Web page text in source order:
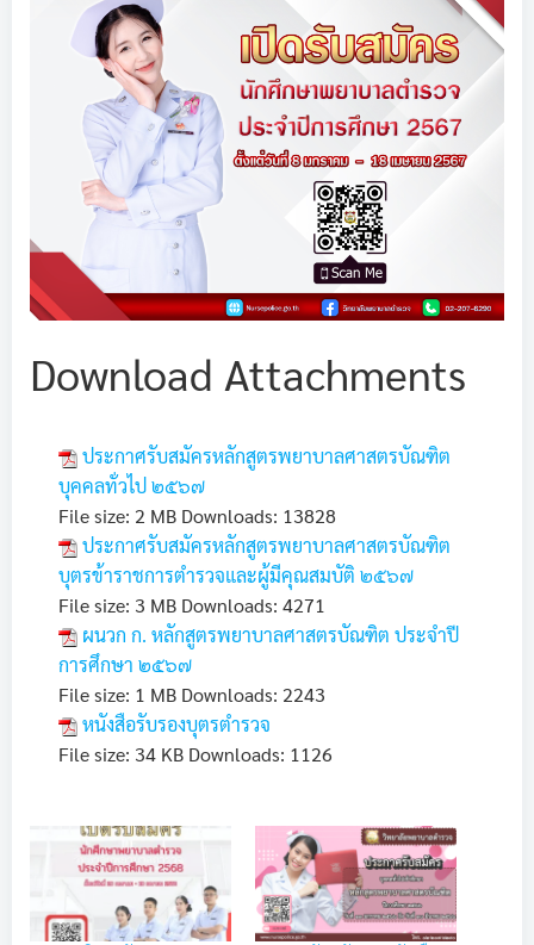
Download Attachments
ประกาศรับสมัครหลักสูตรพยาบาลศาสตรบัณฑิต
บุคคลทั่วไป ๒๕๖๗
File size: 2 MB Downloads: 13828
ประกาศรับสมัครหลักสูตรพยาบาลศาสตรบัณฑิต
บุตรข้าราชการตำรวจและผู้มีคุณสมบัติ ๒๕๖๗
File size: 3 MB Downloads: 4271
ผนวก ก. หลักสูตรพยาบาลศาสตรบัณฑิต ประจำปี
การศึกษา ๒๕๖๗
File size: 1 MB Downloads: 2243
หนังสือรับรองบุตรตำรวจ
File size: 34 KB Downloads: 1126